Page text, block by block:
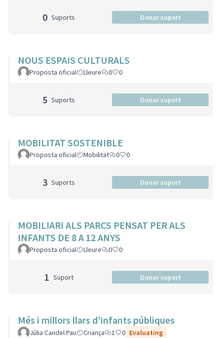
0 Suports Donar suport
NOUS ESPAIS CULTURALS
Proposta oficial Lleure 0 0
5 Suports Donar suport
MOBILITAT SOSTENIBLE
Proposta oficial Mobilitat 0 0
3 Suports Donar suport
MOBILIARI ALS PARCS PENSAT PER ALS
INFANTS DE 8 A 12 ANYS
Proposta oficial Lleure 0 0
1 Suport Donar suport
Més i millors llars d'infants públiques
Júlia Candel Pau Criança 1 0 Evaluating